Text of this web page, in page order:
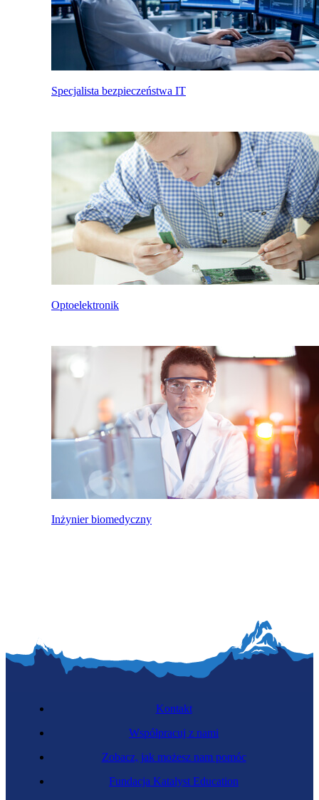
Specjalista bezpieczeństwa IT
Optoelektronik
Inżynier biomedyczny
Kontakt
Współpracuj z nami
Zobacz, jak możesz nam pomóc
Fundacja Katalyst Education